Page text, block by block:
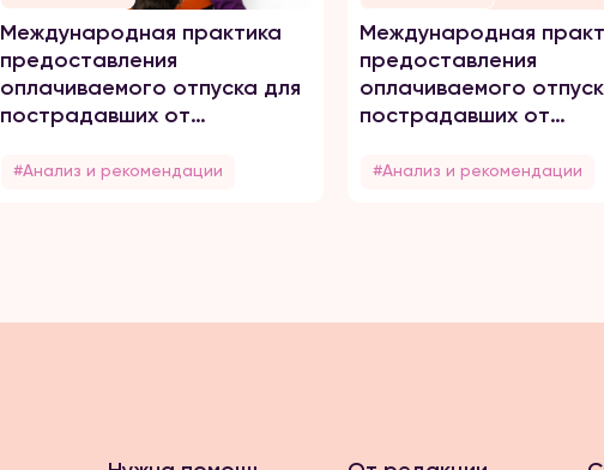
Международная практика
предоставления
оплачиваемого отпуска для
пострадавших от
#Анализ и рекомендации
Международная
предоставления
оплачиваемого
пострадавших от
#Анализ и рекомендации